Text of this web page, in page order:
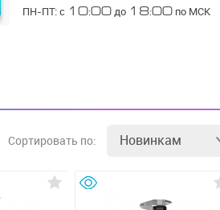
ПН-ПТ: с 10:00 до 18:00 по МСК
Сортировать по: Новинкам